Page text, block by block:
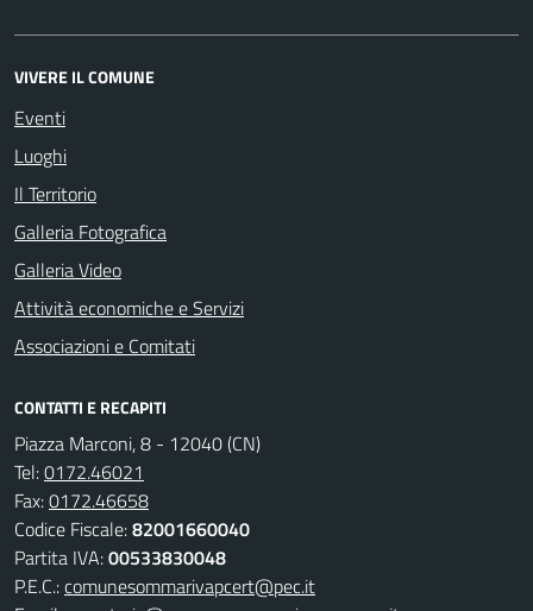
VIVERE IL COMUNE
Eventi
Luoghi
Il Territorio
Galleria Fotografica
Galleria Video
Attività economiche e Servizi
Associazioni e Comitati
CONTATTI E RECAPITI
Piazza Marconi, 8 - 12040 (CN)
Tel:0172.46021
Fax:0172.46658
Codice Fiscale:82001660040
Partita IVA:00533830048
P.E.C.:comunesommarivapcert@pec.it